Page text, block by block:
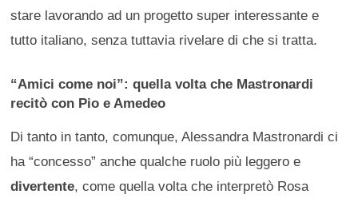
stare lavorando ad un progetto super interessante e
tutto italiano, senza tuttavia rivelare di che si tratta.
“Amici come noi”: quella volta che Mastronardi
recitò con Pio e Amedeo
Di tanto in tanto, comunque, Alessandra Mastronardi ci
ha “concesso” anche qualche ruolo più leggero e
divertente, come quella volta che interpretò Rosa